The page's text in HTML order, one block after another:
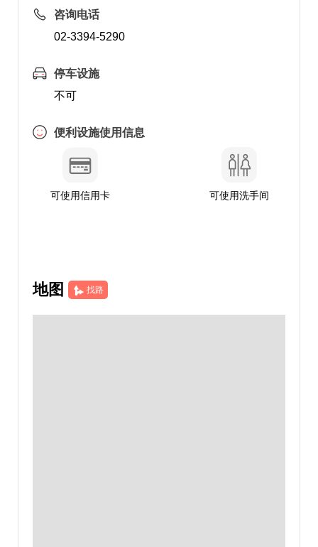
咨询电话
02-3394-5290
停车设施
不可
便利设施使用信息
可使用信用卡 可使用洗手间
地图 找路